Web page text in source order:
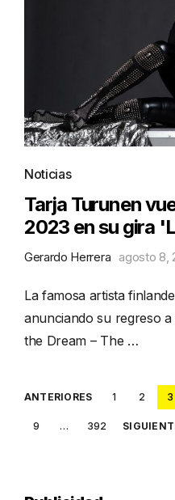
Noticias
Tarja Turunen
2023 en su gira
Gerardo Herrera agosto 8,
La famosa artista
anunciando su regreso
the Dream – The …
Posts
pagination
ANTERIORES 1 2 3
9 … 392